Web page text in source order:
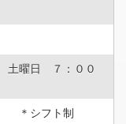
土曜日 ７：００
＊シフト制